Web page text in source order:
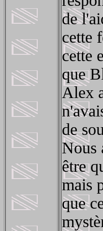
de
cette
cette
que
Alex
de
Nous
être
mais
que